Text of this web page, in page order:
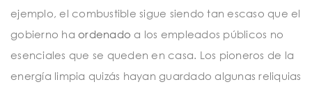
ejemplo, el combustible sigue siendo tan escaso que el
gobierno ha ordenado a los empleados públicos no
esenciales que se queden en casa. Los pioneros de la
energía limpia quizás hayan guardado algunas reliquias